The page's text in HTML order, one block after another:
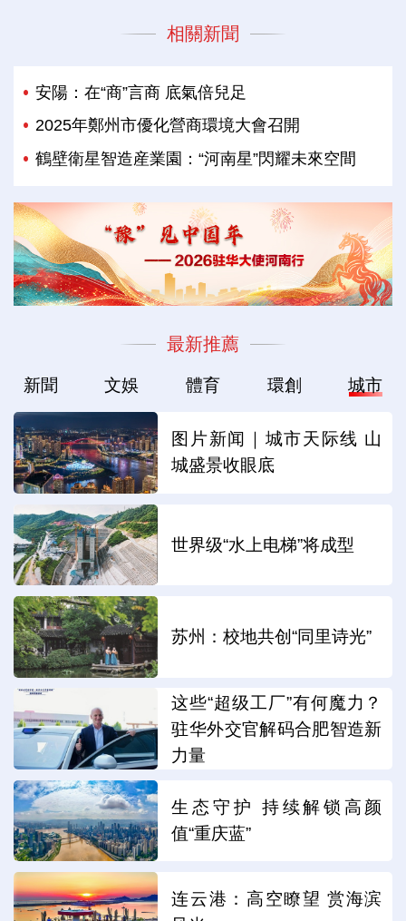
相關新聞
安陽：在“商”言商 底氣倍兒足
2025年鄭州市優化營商環境大會召開
鶴壁衛星智造産業園：“河南星”閃耀未來空間
最新推薦
新聞 文娛 體育 環創 城市
图片新闻｜城市天际线 山
城盛景收眼底
世界级“水上电梯”将成型
苏州：校地共创“同里诗光”
这些“超级工厂”有何魔力？
驻华外交官解码合肥智造新
力量
生态守护 持续解锁高颜
值“重庆蓝”
连云港：高空瞭望 赏海滨